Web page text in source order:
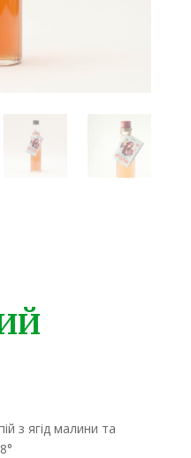
з ягід малини та